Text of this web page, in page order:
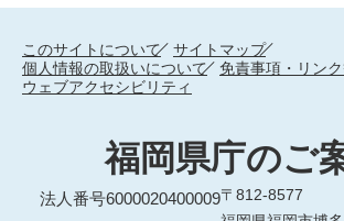
このサイトについて
サイトマップ
個人情報の取扱いについて
免責事項・リン
ウェブアクセシビリティ
福岡県庁のご
法人番号6000020400009〒812-8577